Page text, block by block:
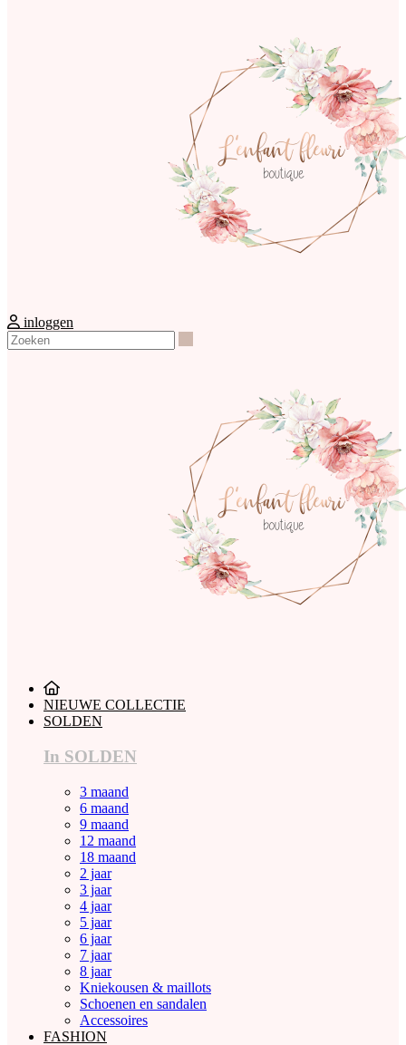
inloggen
NIEUWE COLLECTIE
SOLDEN
In SOLDEN
3 maand
6 maand
9 maand
12 maand
18 maand
2 jaar
3 jaar
4 jaar
5 jaar
6 jaar
7 jaar
8 jaar
Kniekousen & maillots
Schoenen en sandalen
Accessoires
FASHION